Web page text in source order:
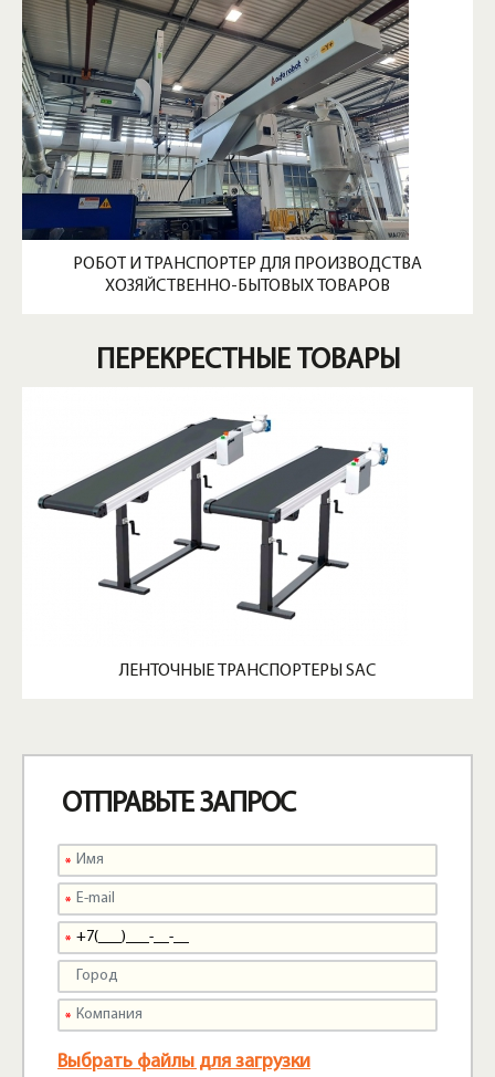
РОБОТ И ТРАНСПОРТЕР ДЛЯ ПРОИЗВОДСТВА
ХОЗЯЙСТВЕННО-БЫТОВЫХ ТОВАРОВ
ПЕРЕКРЕСТНЫЕ ТОВАРЫ
ЛЕНТОЧНЫЕ ТРАНСПОРТЕРЫ SAC
ОТПРАВЬТЕ ЗАПРОС
Выбрать файлы для загрузки